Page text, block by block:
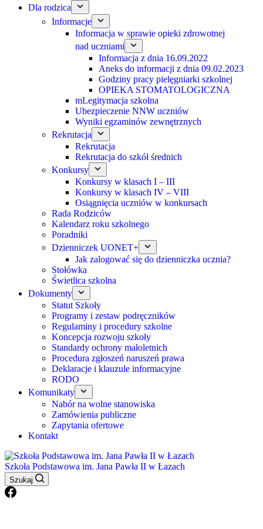
Dla rodzica
Informacje
Informacja w sprawie opieki zdrowotnej
nad uczniami
Informacja z dnia 16.09.2022
Aneks do informacji z dnia 09.02.2023
Godziny pracy pielęgniarki szkolnej
OPIEKA STOMATOLOGICZNA
mLegitymacja szkolna
Ubezpieczenie NNW uczniów
Wyniki egzaminów zewnętrznych
Rekrutacja
Rekrutacja
Rekrutacja do szkół średnich
Konkursy
Konkursy w klasach I – III
Konkursy w klasach IV – VIII
Osiągnięcia uczniów w konkursach
Rada Rodziców
Kalendarz roku szkolnego
Poradniki
Dzienniczek UONET+
Jak zalogować się do dzienniczka ucznia?
Stołówka
Świetlica szkolna
Dokumenty
Statut Szkoły
Programy i zestaw podręczników
Regulaminy i procedury szkolne
Koncepcja rozwoju szkoły
Standardy ochrony małoletnich
Procedura zgłoszeń naruszeń prawa
Deklaracje i klauzule informacyjne
RODO
Komunikaty
Nabór na wolne stanowiska
Zamówienia publiczne
Zapytania ofertowe
Kontakt
Szkoła Podstawowa im. Jana Pawła II w Łazach
Szukaj